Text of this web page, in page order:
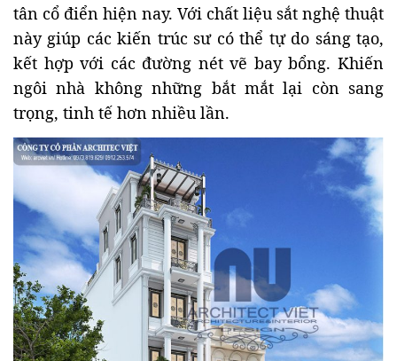
tân cổ điển hiện nay. Với chất liệu sắt nghệ thuật
này giúp các kiến trúc sư có thể tự do sáng tạo,
kết hợp với các đường nét vẽ bay bổng. Khiến
ngôi nhà không những bắt mắt lại còn sang
trọng, tinh tế hơn nhiều lần.